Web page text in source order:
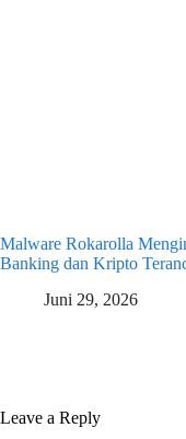
Malware Rokarolla
Banking dan Kripto
Juni 29, 2026
Leave a Reply